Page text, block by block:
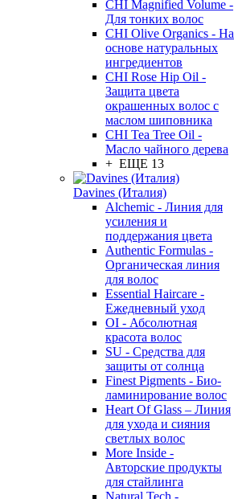
CHI Magnified Volume -
Для тонких волос
CHI Olive Organics - На
основе натуральных
ингредиентов
CHI Rose Hip Oil -
Защита цвета
окрашенных волос с
маслом шиповника
CHI Tea Tree Oil -
Масло чайного дерева
+ ЕЩЕ 13
Davines (Италия)
Alchemic - Линия для
усиления и
поддержания цвета
Authentic Formulas -
Органическая линия
для волос
Essential Haircare -
Eжедневный уход
OI - Абсолютная
красота волос
SU - Средства для
защиты от солнца
Finest Pigments - Био-
ламинирование волос
Heart Of Glass – Линия
для ухода и сияния
светлых волос
More Inside -
Авторские продукты
для стайлинга
Natural Tech -